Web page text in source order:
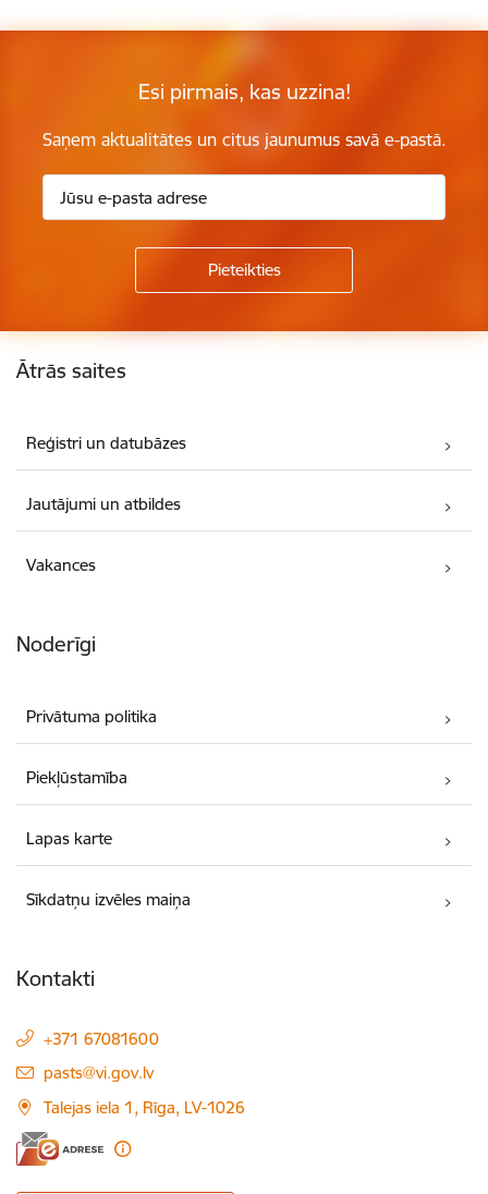
Esi pirmais, kas uzzina!
Saņem aktualitātes un citus jaunumus savā e-pastā.
Kājene
Ātrās saites
Reģistri un datubāzes
Jautājumi un atbildes
Vakances
Noderīgi
Privātuma politika
Piekļūstamība
Lapas karte
Sīkdatņu izvēles maiņa
Kontakti
+371 67081600
E-pasts:
pasts@vi.gov.lv
Talejas iela 1, Rīga, LV-1026